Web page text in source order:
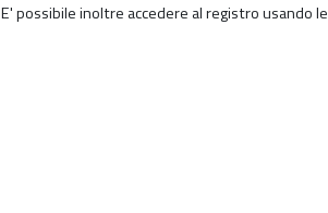
E' possibile inoltre accedere al registro usando le